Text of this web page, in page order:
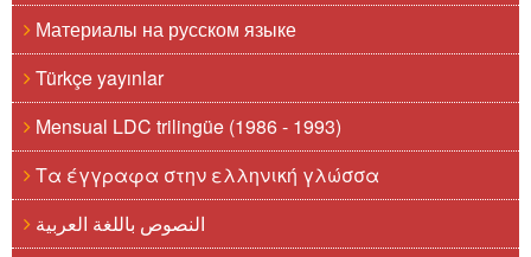
Материалы на русском языке
Türkçe yayınlar
Mensual LDC trilingüe (1986 - 1993)
Τα έγγραφα στην ελληνική γλώσσα
النصوص باللغة العربية